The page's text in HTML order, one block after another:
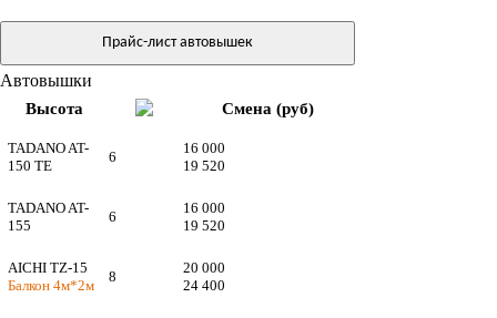
Прайс-лист автовышек
Автовышки
Высота Смена (руб)
TADANO AT-
150 TE
6
16 000
19 520
TADANO AT-
155
6
16 000
19 520
AICHI TZ-15
Балкон 4м*2м
8
20 000
24 400